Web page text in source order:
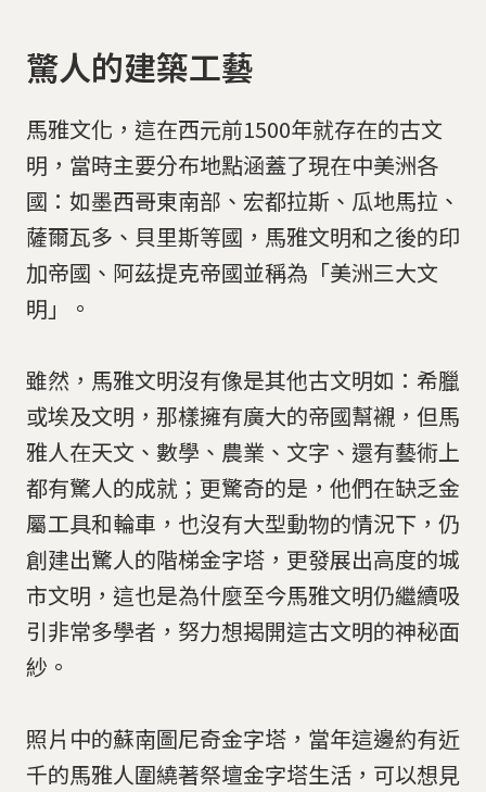
驚人的建築工藝
馬雅文化，這在西元前1500年就存在的古文
明，當時主要分布地點涵蓋了現在中美洲各
國：如墨西哥東南部、宏都拉斯、瓜地馬拉、
薩爾瓦多、貝里斯等國，馬雅文明和之後的印
加帝國、阿茲提克帝國並稱為「美洲三大文
明」。
雖然，馬雅文明沒有像是其他古文明如：希臘
或埃及文明，那樣擁有廣大的帝國幫襯，但馬
雅人在天文、數學、農業、文字、還有藝術上
都有驚人的成就；更驚奇的是，他們在缺乏金
屬工具和輪車，也沒有大型動物的情況下，仍
創建出驚人的階梯金字塔，更發展出高度的城
市文明，這也是為什麼至今馬雅文明仍繼續吸
引非常多學者，努力想揭開這古文明的神秘面
紗。
照片中的蘇南圖尼奇金字塔，當年這邊約有近
千的馬雅人圍繞著祭壇金字塔生活，可以想見